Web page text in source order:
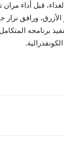
قبل أداء مران
ورافق نزار
برنامجه